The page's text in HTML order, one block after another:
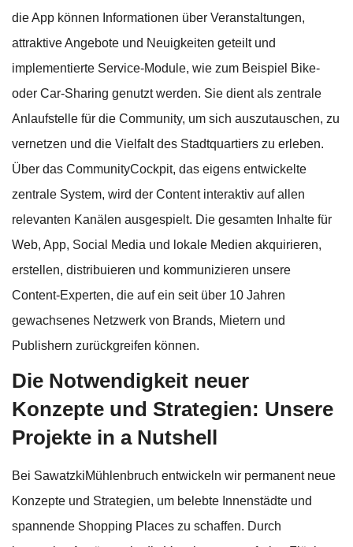
die App können Informationen über Veranstaltungen,
attraktive Angebote und Neuigkeiten geteilt und
implementierte Service-Module, wie zum Beispiel Bike-
oder Car-Sharing genutzt werden. Sie dient als zentrale
Anlaufstelle für die Community, um sich auszutauschen, zu
vernetzen und die Vielfalt des Stadtquartiers zu erleben.
Über das CommunityCockpit, das eigens entwickelte
zentrale System, wird der Content interaktiv auf allen
relevanten Kanälen ausgespielt. Die gesamten Inhalte für
Web, App, Social Media und lokale Medien akquirieren,
erstellen, distribuieren und kommunizieren unsere
Content-Experten, die auf ein seit über 10 Jahren
gewachsenes Netzwerk von Brands, Mietern und
Publishern zurückgreifen können.
Die Notwendigkeit neuer
Konzepte und Strategien: Unsere
Projekte in a Nutshell
Bei SawatzkiMühlenbruch entwickeln wir permanent neue
Konzepte und Strategien, um belebte Innenstädte und
spannende Shopping Places zu schaffen. Durch